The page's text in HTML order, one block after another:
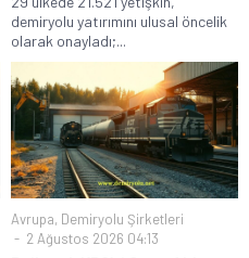
demiryolu yatırımını ulusal öncelik
olarak onayladı;...
Avrupa, Demiryolu Şirketleri
2 Ağustos 2026 04:13